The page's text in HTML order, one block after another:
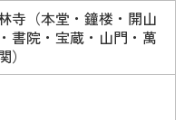
寺（本堂・鐘楼・開山
書院・宝蔵・山門・萬
）